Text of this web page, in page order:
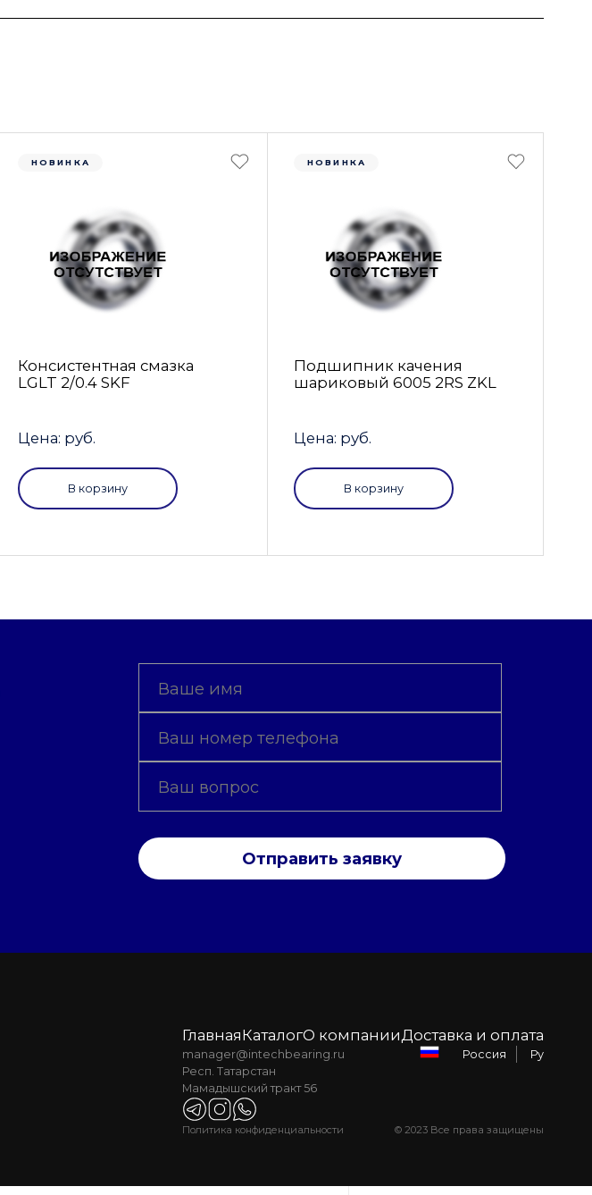
НОВИНКА
Консистентная смазка
LGLT 2/0.4 SKF
Цена: руб.
В корзину
НОВИНКА
Подшипник качения
шариковый 6005 2RS ZKL
Цена: руб.
В корзину
Отправить заявку
ГлавнаяКаталогО компанииДоставка и оплата
manager@intechbearing.ru
Респ. Татарстан
Мамадышский тракт 56
Россия Ру
Политика конфиденциальности © 2023 Все права защищены